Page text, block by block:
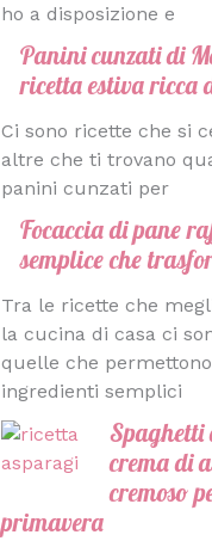
ho a disposizione e
Panini cunzati di
ricetta estiva ricca
Ci sono ricette che si
altre che ti trovano
panini cunzati per
Focaccia di pane
semplice che
Tra le ricette che
la cucina di casa ci
quelle che
ingredienti semplici
crema di
cremoso
primavera